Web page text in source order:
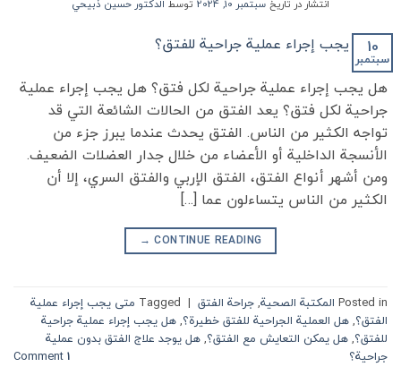
انتشار در تاریخ سبتمبر 10, 2024 توسط الدكتور حسين ذبيحي
10
سبتمبر
هل يجب إجراء عملية جراحية لكل فتق؟ هل يجب إجراء عملية
جراحية لكل فتق؟ يعد الفتق من الحالات الشائعة التي قد
تواجه الكثير من الناس. الفتق يحدث عندما يبرز جزء من
الأنسجة الداخلية أو الأعضاء من خلال جدار العضلات الضعيف.
ومن أشهر أنواع الفتق، الفتق الإربي والفتق السري، إلا أن
الكثير من الناس يتساءلون عما […]
CONTINUE READING
→
Posted in المكتبة الصحية,جراحة الفتق |
Tagged متى يجب إجراء عملية
الفتق؟,هل العملية الجراحية للفتق خطيرة؟,هل يجب إجراء عملية جراحية
للفتق؟,هل يمكن التعايش مع الفتق؟,هل يوجد علاج الفتق بدون عملية
جراحية؟
1